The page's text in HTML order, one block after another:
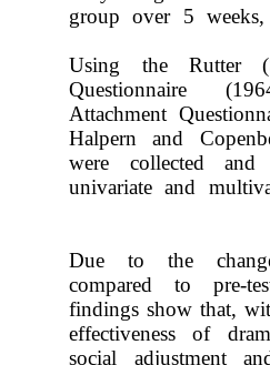
group over 5
Using the Rutter
Questionnaire
Attachment
Halpern and
were collected
univariate and
Due to the
compared to pre-
findings showthat,
effectiveness of
social adjustment